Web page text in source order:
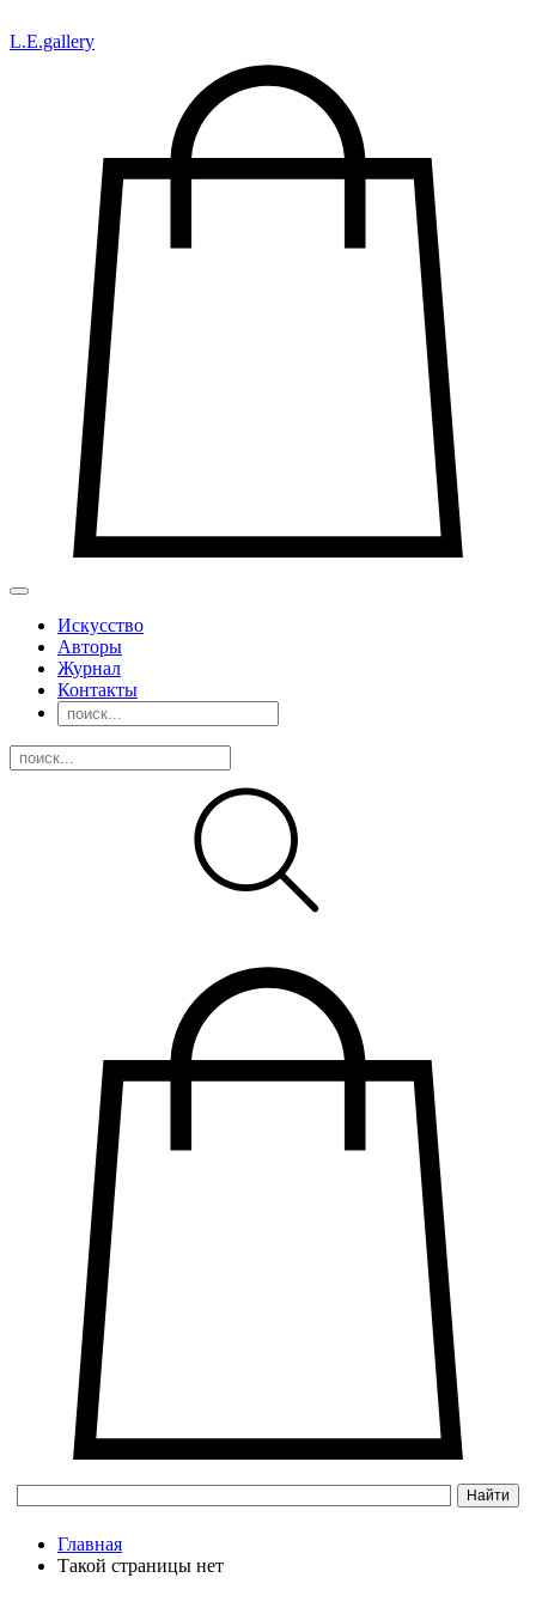
L.Е.gallery
Искусство
Авторы
Журнал
Контакты
Главная
Такой страницы нет